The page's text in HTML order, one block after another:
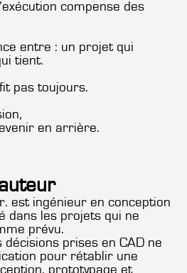
compense des
entre : un projet qui
tient.
pas toujours.
en arrière.
est ingénieur en conception
dans les projets qui ne
prévu.
décisions prises en CAD ne
pour rétablir une
prototypage et